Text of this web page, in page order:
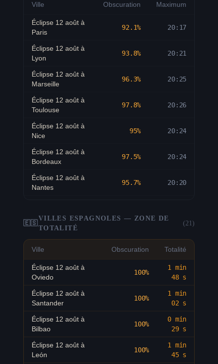
Ville Obscuration Maximum
Éclipse 12 août à
Paris
92.1% 20:17
Éclipse 12 août à
Lyon
93.8% 20:21
Éclipse 12 août à
Marseille
96.3% 20:25
Éclipse 12 août à
Toulouse
97.8% 20:26
Éclipse 12 août à
Nice
95% 20:24
Éclipse 12 août à
Bordeaux
97.5% 20:24
Éclipse 12 août à
Nantes
95.7% 20:20
Éclipse 12 août à
Strasbourg
Montpellier
Éclipse 12 août à
Rennes
Éclipse 12 août à
Grenoble
Éclipse 12 août à
Biarritz
Éclipse 12 août à
🇪🇸
VILLES ESPAGNOLES — ZONE DE
TOTALITÉ
(21)
Ville Obscuration Totalité
Éclipse 12 août à
Oviedo
100%
1 min
48 s
Éclipse 12 août à
Santander
100%
1 min
02 s
Éclipse 12 août à
Bilbao
100%
0 min
29 s
Éclipse 12 août à
León
100%
1 min
45 s